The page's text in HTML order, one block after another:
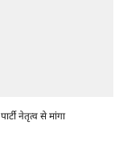
नेतृत्व से मांगा